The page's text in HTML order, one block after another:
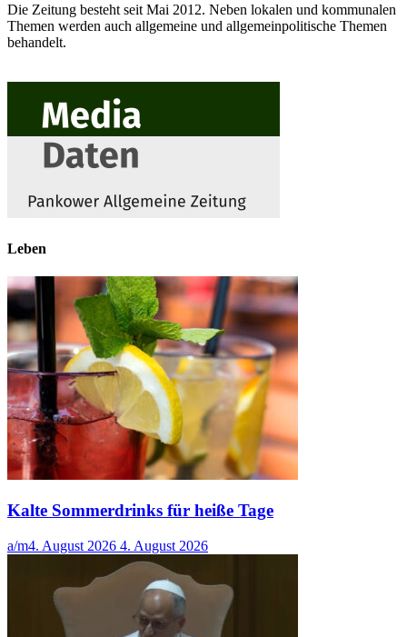
Die Zeitung besteht seit Mai 2012. Neben lokalen und kommunalen
Themen werden auch allgemeine und allgemeinpolitische Themen
behandelt.
Leben
Kalte Sommerdrinks für heiße Tage
a/m4. August 2026 4. August 2026